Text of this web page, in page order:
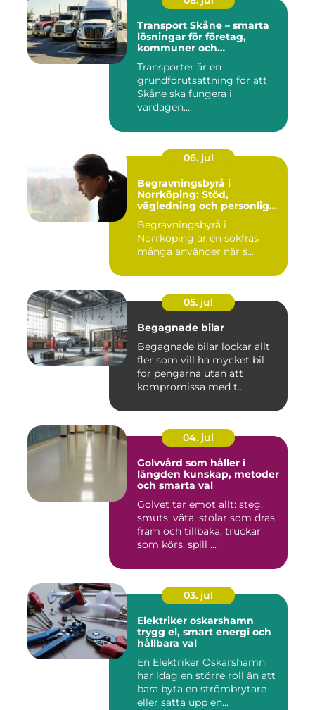
Transport Skåne – smarta
lösningar för företag,
kommuner och
Transporter är en
grundförutsättning för att
Skåne ska fungera i
vardagen....
06. jul
Begravningsbyrå i
Norrköping: Stöd,
vägledning och personliga
Begravningsbyrå i
Norrköping är en sökfras
många använder när s...
05. jul
Begagnade bilar
Begagnade bilar lockar allt
fler som vill ha mycket bil
för pengarna utan att
kompromissa med t...
04. jul
Golvvård som håller i
längden kunskap, metoder
och smarta val
Golvet tar emot allt: steg,
smuts, väta, stolar som dras
fram och tillbaka, truckar
som körs, spill ...
03. jul
Elektriker oskarshamn
trygg el, smart energi och
hållbara val
En Elektriker Oskarshamn
har idag en större roll än att
bara byta en strömbrytare
eller sätta upp en...